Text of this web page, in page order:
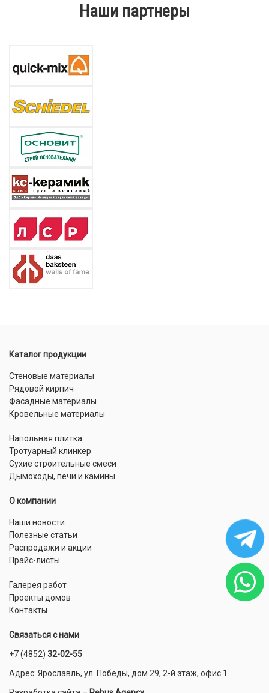
Наши партнеры
Каталог продукции
Стеновые материалы
Рядовой кирпич
Фасадные материалы
Кровельные материалы
Напольная плитка
Тротуарный клинкер
Сухие строительные смеси
Дымоходы, печи и камины
О компании
Наши новости
Полезные статьи
Распродажи и акции
Прайс-листы
Галерея работ
Проекты домов
Контакты
Связаться с нами
+7 (4852) 32-02-55
Адрес: Ярославль, ул. Победы, дом 29, 2-й этаж, офис 1